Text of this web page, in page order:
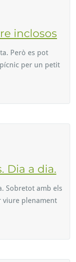
inclosos
Però es pot
per un petit
Dia a dia.
Sobretot amb els
viure plenament